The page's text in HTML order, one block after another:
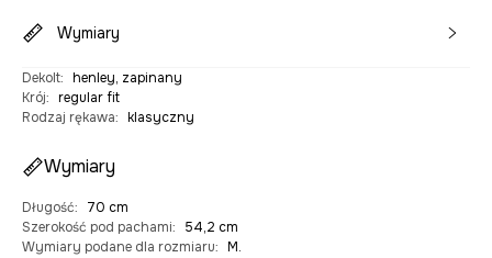
Wymiary
Dekolt: henley, zapinany
Krój: regular fit
Rodzaj rękawa: klasyczny
Wymiary
Długość:
70 cm
Szerokość pod pachami:
54,2 cm
Wymiary podane dla rozmiaru: M.